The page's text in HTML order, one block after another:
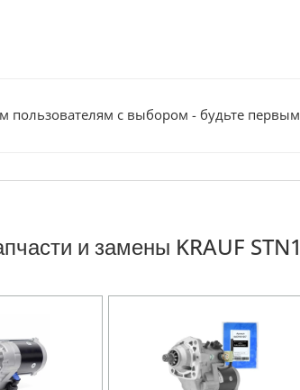
пользователям с выбором - будьте
и замены KRAUF